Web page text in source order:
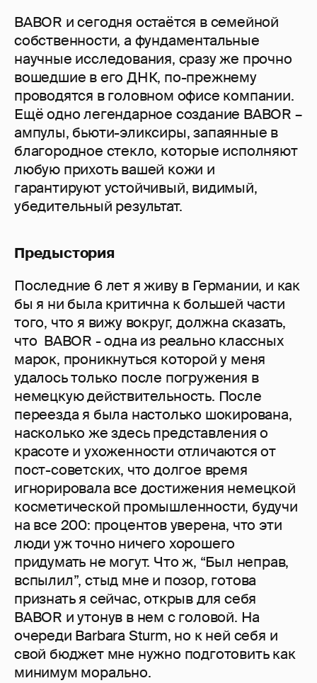
BABOR и сегодня остаётся в семейной
собственности, а фундаментальные
научные исследования, сразу же прочно
вошедшие в его ДНК, по-прежнему
проводятся в головном офисе компании.
Ещё одно легендарное создание BABOR –
ампулы, бьюти-эликсиры, запаянные в
благородное стекло, которые исполняют
любую прихоть вашей кожи и
гарантируют устойчивый, видимый,
убедительный результат.
Предыстория
Последние 6 лет я живу в Германии, и как
бы я ни была критична к большей части
того, что я вижу вокруг, должна сказать,
что BABOR - одна из реально классных
марок, проникнуться которой у меня
удалось только после погружения в
немецкую действительность. После
переезда я была настолько шокирована,
насколько же здесь представления о
красоте и ухоженности отличаются от
пост-советских, что долгое время
игнорировала все достижения немецкой
косметической промышленности, будучи
на все 200: процентов уверена, что эти
люди уж точно ничего хорошего
придумать не могут. Что ж, “Был неправ,
вспылил”, стыд мне и позор, готова
признать я сейчас, открыв для себя
BABOR и утонув в нем с головой. На
очереди Barbara Sturm, но к ней себя и
свой бюджет мне нужно подготовить как
минимум морально.